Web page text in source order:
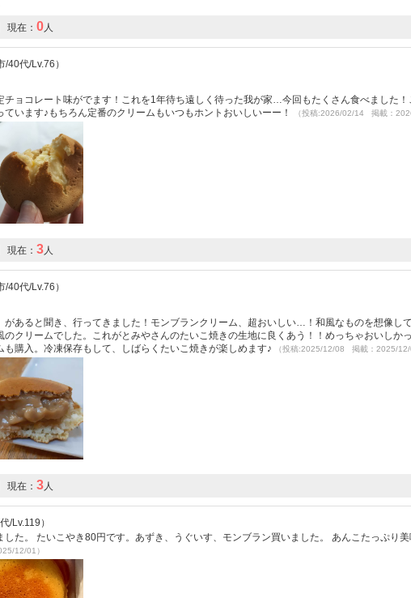
現在： 0人
40代/Lv.76）
チョコレート味がでます！これを1年待ち遠しく待った我が家…今回もたくさん食べました！
います♪もちろん定番のクリームもいつもホントおいしいーー！
（投稿:2026/02/14 掲載：
現在： 3人
40代/Lv.76）
があると聞き、行ってきました！モンブランクリーム、超おいしい…！和風なものを想像し
のクリームでした。これがとみやさんのたいこ焼きの生地に良くあう！！めっちゃおいしか
購入。冷凍保存もして、しばらくたいこ焼きが楽しめます♪
（投稿:2025/12/08 掲載：2025/12/
現在： 3人
/Lv.119）
た。 たいこやき80円です。あずき、うぐいす、モンブラン買いました。 あんこたっぷり
12/01）